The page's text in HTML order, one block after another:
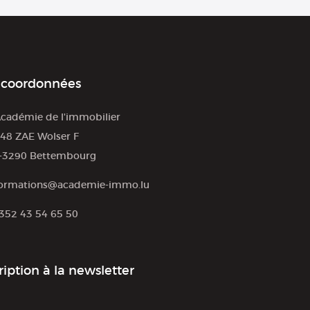
de l'immobilier
ZAE Wolser F
3290 Bettembourg
immo.lu
43 54 65 50
à la newsletter